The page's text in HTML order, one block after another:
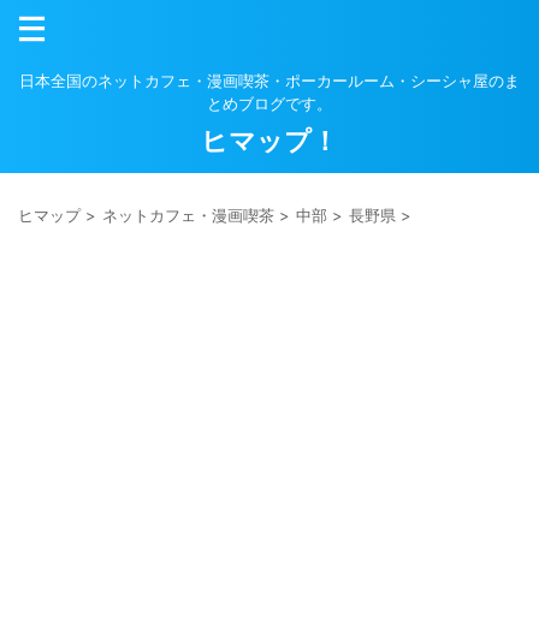
日本全国のネットカフェ・漫画喫茶・ポーカールーム・シーシャ屋のま
とめブログです。
ヒマップ！
ヒマップ> ネットカフェ・漫画喫茶 > 中部 > 長野県 >